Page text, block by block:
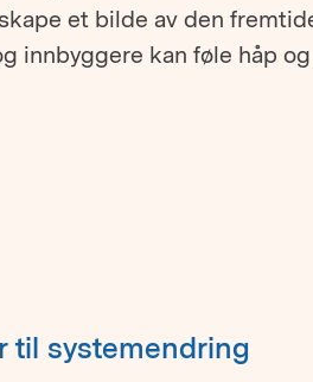
et bilde av den
innbyggere kan føle håp
til systemendring